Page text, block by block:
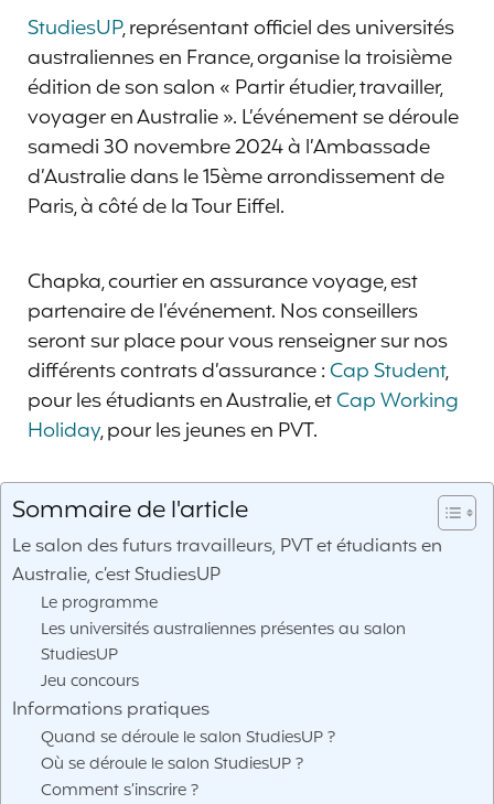
StudiesUP, représentant officiel des universités
australiennes en France, organise la troisième
édition de son salon « Partir étudier, travailler,
voyager en Australie ». L’événement se déroule
samedi 30 novembre 2024 à l’Ambassade
d’Australie dans le 15ème arrondissement de
Paris, à côté de la Tour Eiffel.
Chapka, courtier en assurance voyage, est
partenaire de l’événement. Nos conseillers
seront sur place pour vous renseigner sur nos
différents contrats d’assurance :Cap Student,
pour les étudiants en Australie, etCap Working
Holiday, pour les jeunes en PVT.
Sommaire de l'article
Le salon des futurs travailleurs, PVT et étudiants en
Australie, c’est StudiesUP
Le programme
Les universités australiennes présentes au salon
StudiesUP
Jeu concours
Informations pratiques
Quand se déroule le salon StudiesUP ?
Où se déroule le salon StudiesUP ?
Comment s’inscrire ?